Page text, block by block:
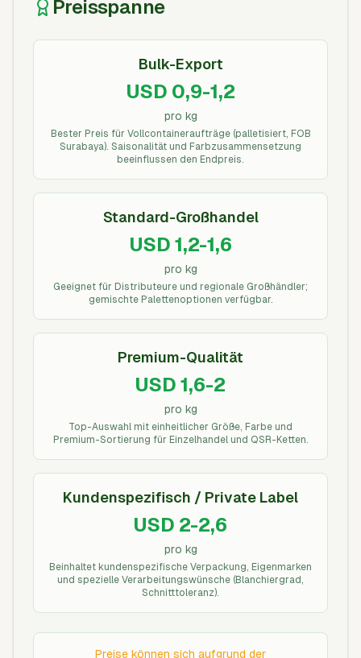
Preisspanne
Bulk-Export
USD 0,9-1,2
pro kg
Bester Preis für Vollcontaineraufträge (palletisiert, FOB
Surabaya). Saisonalität und Farbzusammensetzung
beeinflussen den Endpreis.
Standard-Großhandel
USD 1,2-1,6
pro kg
Geeignet für Distributeure und regionale Großhändler;
gemischte Palettenoptionen verfügbar.
Premium-Qualität
USD 1,6-2
pro kg
Top-Auswahl mit einheitlicher Größe, Farbe und
Premium-Sortierung für Einzelhandel und QSR-Ketten.
Kundenspezifisch / Private Label
USD 2-2,6
pro kg
Beinhaltet kundenspezifische Verpackung, Eigenmarken
und spezielle Verarbeitungswünsche (Blanchiergrad,
Schnitttoleranz).
Preise können sich aufgrund der